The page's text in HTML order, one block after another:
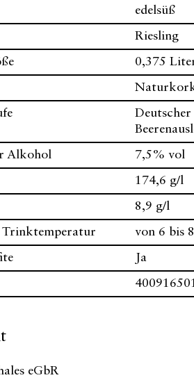
edelsüß
Riesling
0,375
Alkohol 7,5% vol
174,6 g/l
8,9 g/l
Trinktemperatur von 6 bis
Ja
eGbR